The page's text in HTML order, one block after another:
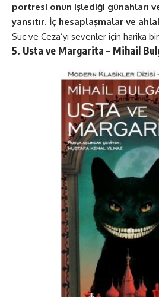
portresi onun işlediği günahları
yansıtır. İç hesaplaşmalar ve
Suç ve Ceza’yı sevenler için harika
5. Usta ve Margarita – Mihail